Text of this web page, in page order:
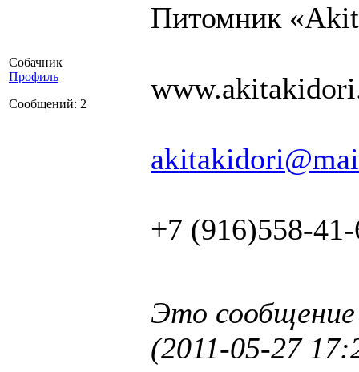
Собачник
Профиль
Сообщений: 2
Питомник
+7 (916)558-
Это
(2011-05-27